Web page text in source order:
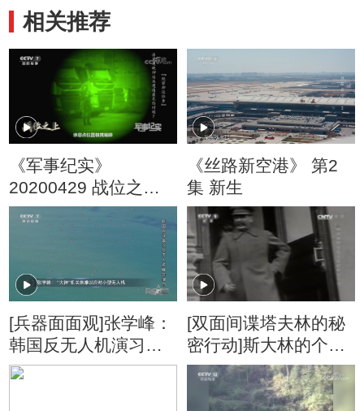
相关推荐
《军事纪实》
20200429 战位之上
绝密押运任务
《丝路新空港》 第2
集 新生
[兵器面面观]张学峰：
韩国反无人机演习脱
离真实战场环境
[双面间谍塔夫林的秘
密行动]斯大林的个人
安保严密 多次暗杀失
败告终